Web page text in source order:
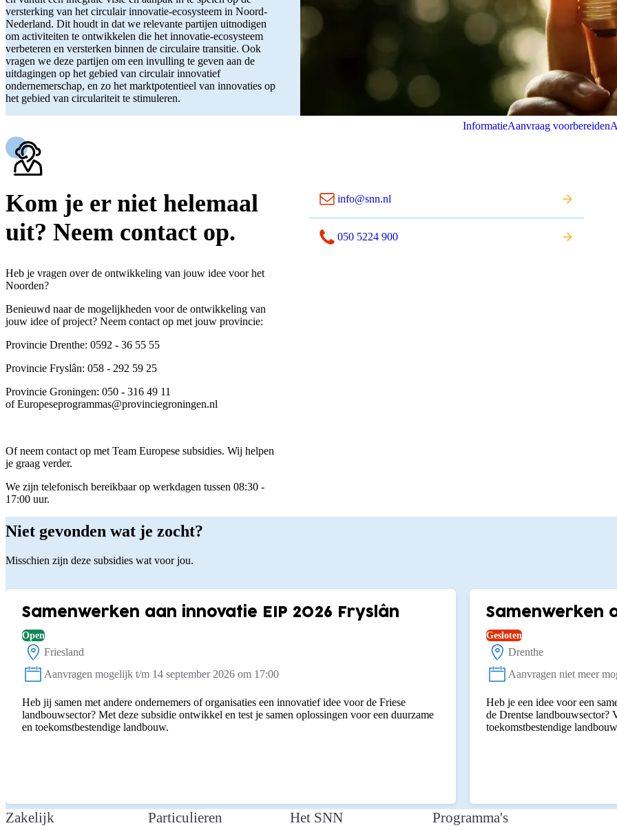
versterking van het circulair innovatie-ecosysteem in Noord-
Nederland. Dit houdt in dat we relevante partijen uitnodigen
om activiteiten te ontwikkelen die het innovatie-ecosysteem
verbeteren en versterken binnen de circulaire transitie. Ook
vragen we deze partijen om een invulling te geven aan de
uitdagingen op het gebied van circulair innovatief
ondernemerschap, en zo het marktpotentieel van innovaties op
het gebied van circulariteit te stimuleren.
InformatieAanvraag voorbereiden
Kom je er niet helemaal
uit? Neem contact op.
Heb je vragen over de ontwikkeling van jouw idee voor het
Noorden?
Benieuwd naar de mogelijkheden voor de ontwikkeling van
jouw idee of project? Neem contact op met jouw provincie:
Provincie Drenthe: 0592 - 36 55 55
Provincie Fryslân: 058 - 292 59 25
Provincie Groningen: 050 - 316 49 11
of Europeseprogrammas@provinciegroningen.nl
Of neem contact op met Team Europese subsidies. Wij helpen
je graag verder.
We zijn telefonisch bereikbaar op werkdagen tussen 08:30 -
17:00 uur.
info@snn.nl
050 5224 900
Niet gevonden wat je zocht?
Misschien zijn deze subsidies wat voor jou.
Samenwerken aan innovatie EIP 2026 Fryslân
Open
Locatie:
Friesland
Status:
Aanvragen mogelijk t/m 14 september 2026 om 17:00
Heb jij samen met andere ondernemers of organisaties een innovatief idee voor de Friese
landbouwsector? Met deze subsidie ontwikkel en test je samen oplossingen voor een duurzame
en toekomstbestendige landbouw.
Samenwerken
Gesloten
Locatie:
Drenthe
Status:
Aanvragen niet meer
Heb je een idee voor een
de Drentse landbouwsector?
toekomstbestendige
Zakelijk Particulieren Het SNN Programma's